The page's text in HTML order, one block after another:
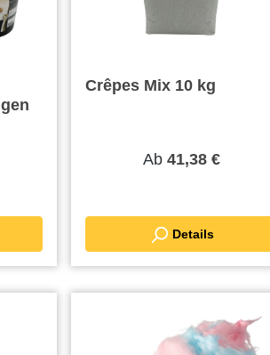
Crêpes Mix 10 kg
Ab 41,38 €
Details